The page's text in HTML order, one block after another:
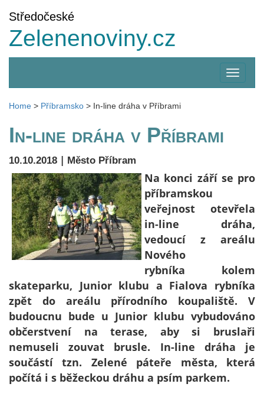
Středočeské
Zelenenoviny.cz
menu
Home > Příbramsko > In-line dráha v Příbrami
In-line dráha v Příbrami
10.10.2018 | Město Příbram
Na konci září se pro
příbramskou
veřejnost otevřela
in-line dráha,
vedoucí z areálu
Nového
rybníka kolem
skateparku, Junior klubu a Fialova rybníka
zpět do areálu přírodního koupaliště. V
budoucnu bude u Junior klubu vybudováno
občerstvení na terase, aby si bruslaři
nemuseli zouvat brusle. In-line dráha je
součástí tzn. Zelené páteře města, která
počítá i s běžeckou dráhu a psím parkem.